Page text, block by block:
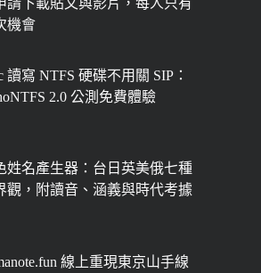
請下載貼文與影片，每人只有
機會
讀寫 NTFS 硬碟不用關 SIP：
2.0 公測免費體驗
姓名產生器：台日英美俄七種
觀，附讀音、涵義與時代考據
線上重現東京山手線